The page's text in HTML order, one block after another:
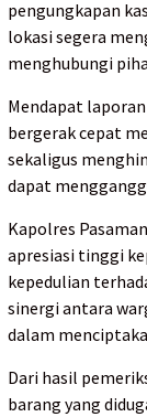
pengungkapan
lokasi segera
menghubungi
Mendapat
bergerak cepat
sekaligus
dapat
Kapolres
apresiasi tinggi
kepedulian
sinergi antara
dalam
Dari hasil
barang yang